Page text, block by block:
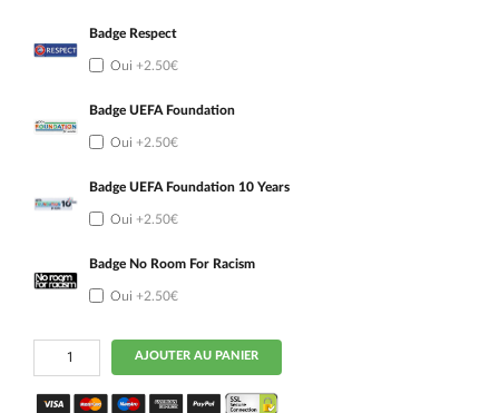
Badge Respect
Oui +2.50€
Badge UEFA Foundation
Oui +2.50€
Badge UEFA Foundation 10 Years
Oui +2.50€
Badge No Room For Racism
Oui +2.50€
quantité
Maillot
Arsenal
AJOUTER AU PANIER